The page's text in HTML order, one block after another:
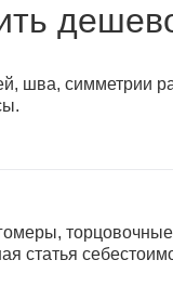
шва, симметрии
статья